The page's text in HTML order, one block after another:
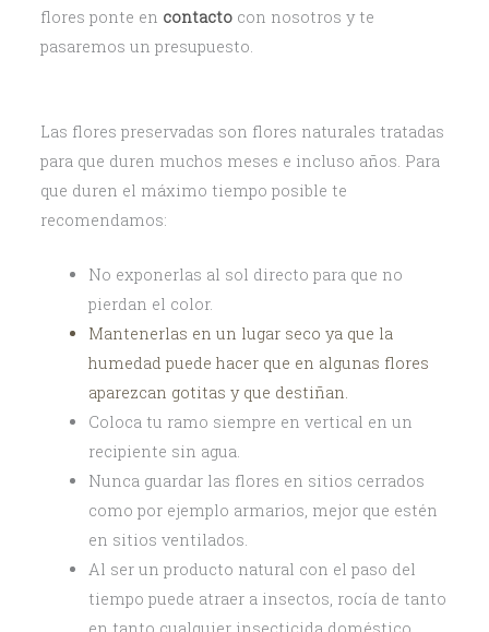
flores ponte en contacto con nosotros y te
pasaremos un presupuesto.
Las flores preservadas son flores naturales tratadas
para que duren muchos meses e incluso años. Para
que duren el máximo tiempo posible te
recomendamos:
No exponerlas al sol directo para que no
pierdan el color.
Mantenerlas en un lugar seco ya que la
humedad puede hacer que en algunas flores
aparezcan gotitas y que destiñan.
Coloca tu ramo siempre en vertical en un
recipiente sin agua.
Nunca guardar las flores en sitios cerrados
como por ejemplo armarios, mejor que estén
en sitios ventilados.
Al ser un producto natural con el paso del
tiempo puede atraer a insectos, rocía de tanto